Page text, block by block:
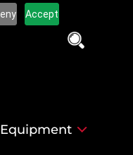
Accept